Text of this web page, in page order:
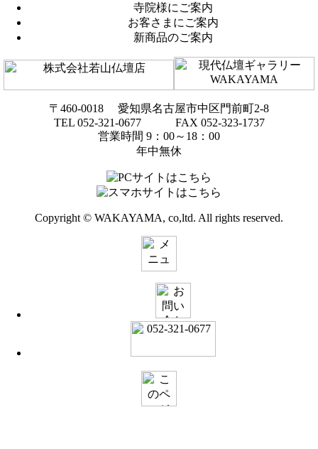
寺院様にご案内
お客さまにご案内
新商品のご案内
〒460-0018 愛知県名古屋市中区門前町2-8
TEL 052-321-0677 FAX 052-323-1737
営業時間 9：00～18：00
年中無休
Copyright © WAKAYAMA, co,ltd. All rights reserved.